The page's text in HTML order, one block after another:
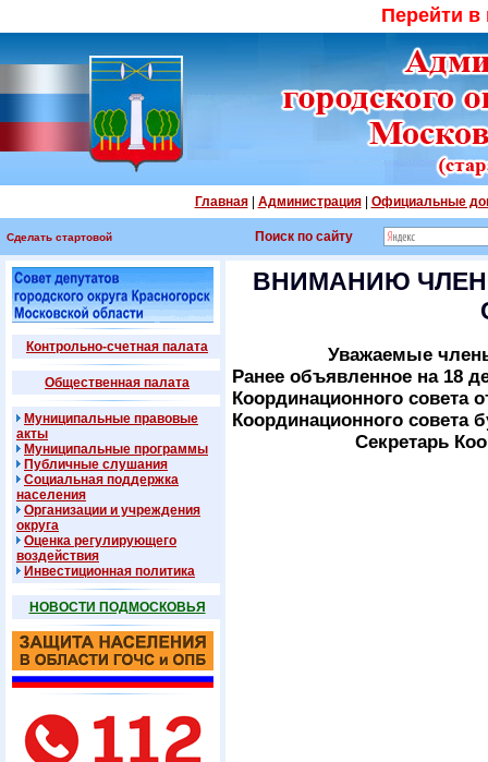
Перейти
Главная| Администрация| Официальные
Сделать стартовой Поиск по сайту
Контрольно-счетная палата
Общественная палата
Муниципальные правовые
акты
Муниципальные программы
Публичные слушания
Социальная поддержка
населения
Организации и учреждения
округа
Оценка регулирующего
воздействия
Инвестиционная политика
НОВОСТИ ПОДМОСКОВЬЯ
ВНИМАНИЮ
Уважаемые
Ранее объявленное на 18
Координационного совета
Координационного совета
Секретарь